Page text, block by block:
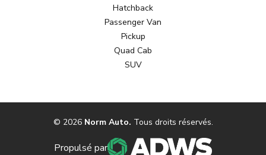
Hatchback
Passenger Van
Pickup
Quad Cab
SUV
© 2026 Norm Auto. Tous droits réservés.
Propulsé par